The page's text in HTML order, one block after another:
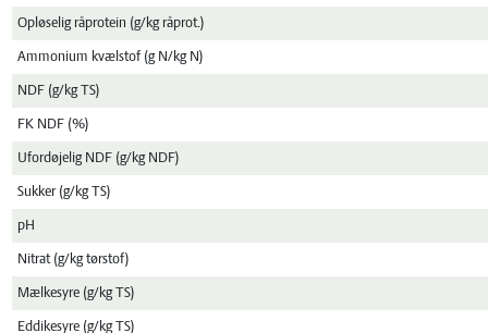
Opløselig råprotein (g/kg råprot.)
Ammonium kvælstof (g N/kg N)
NDF (g/kg TS)
FK NDF (%)
Ufordøjelig NDF (g/kg NDF)
Sukker (g/kg TS)
pH
Nitrat (g/kg tørstof)
Mælkesyre (g/kg TS)
Eddikesyre (g/kg TS)